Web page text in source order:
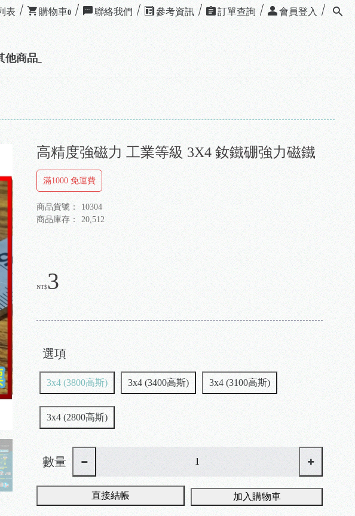
表 購物車0 聯絡我們 參考資訊 訂單查詢 會員登入
他商品
高精度強磁力 工業等級 3X4 釹鐵硼強力磁鐵
滿1000 免運費
商品貨號：
10304
商品庫存：
20,512
NT$3
選項
3x4 (3800高斯) 3x4 (3400高斯) 3x4 (3100高斯)
3x4 (2800高斯)
數量
直接結帳 加入購物車